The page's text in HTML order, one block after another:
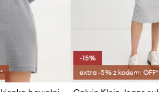
-15%
extra -5% z kodem: OFF*